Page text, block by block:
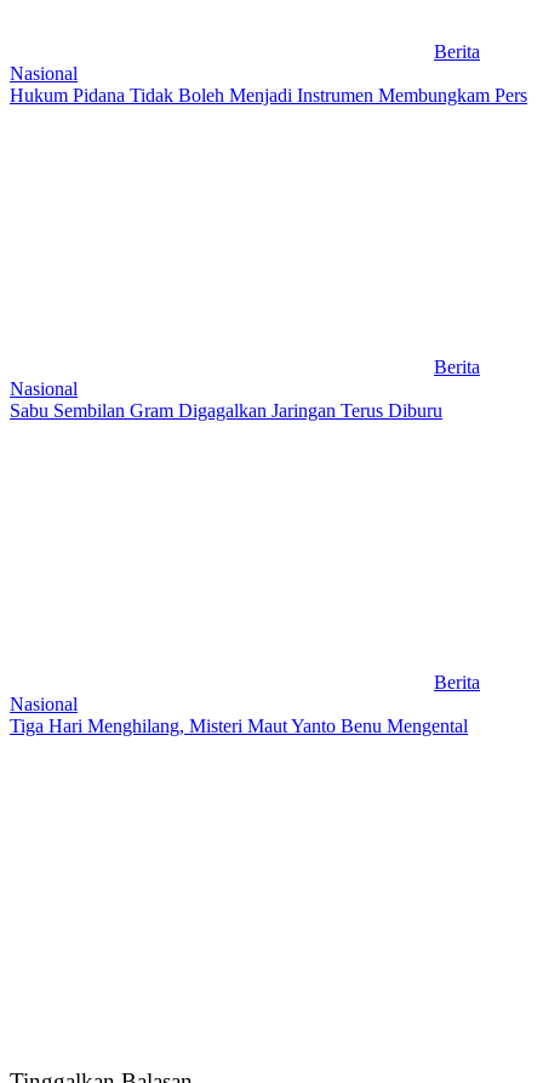
Berita
Nasional
Hukum Pidana Tidak Boleh Menjadi Instrumen Membungkam Pers
Berita
Nasional
Sabu Sembilan Gram Digagalkan Jaringan Terus Diburu
Berita
Nasional
Tiga Hari Menghilang, Misteri Maut Yanto Benu Mengental